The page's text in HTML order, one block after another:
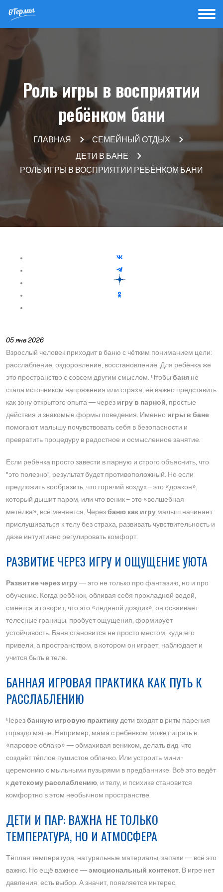
Роль игры в восприятии
ребёнком бани
ГЛАВНАЯ
СЕМЕЙНЫЙ ОТДЫХ
ДЕТИ В БАНЕ
РОЛЬ ИГРЫ В ВОСПРИЯТИИ РЕБЁНКОМ БАНИ
05 янв 2026
Взрослый человек приходит в баню с чётким пониманием цели:
расслабление, оздоровление, восстановление. Для ребёнка же
это пространство с совсем другим смыслом. Чтобы баня не
стала источником напряжения или страха, её важно представить
как зону открытого опыта — через игру в парной, простые
действия и знакомые формы поведения. Именно игры в бане
помогают малышу почувствовать себя в безопасности и
превратить процедуру в радостное и осмысленное занятие.
Если ребёнка просто завести в парную и строго объяснить, что
"это полезно", результат будет противоположный. Но если
предложить вообразить, что горячий воздух – это «дракон»,
который дышит паром, или что веник – это «волшебная
метёлка», всё меняется. Через баню как игру малыш начинает
прислушиваться к телу без страха, развивать чувствительность и
даже интуитивно регулировать комфорт.
РАЗВИТИЕ ЧЕРЕЗ ИГРУ И ОЩУЩЕНИЕ УЮТА
Развитие через игру — это не только про фантазию, но и про
обучение. Когда ребёнок, обливая себя прохладной водой,
смеётся и говорит, что это «ледяной дождик», он осваивает
телесные границы, пробует ощущения, формирует
устойчивость. Баня становится не просто местом, куда его
привели, а пространством, в котором он играет, наблюдает и
учится быть в теле.
БАННАЯ ИГРОВАЯ ПРАКТИКА КАК ПУТЬ К
РАССЛАБЛЕНИЮ
Через банную игровую практику дети входят в ритм парения
гораздо мягче. Например, мама с ребёнком может играть в
«паровое облако» — обмахивая веником, делать вид, что
создаёт тёплое пушистое облачко. Или устроить мини-
церемонию с мыльными пузырями в предбаннике. Всё это ведёт
к детскому расслаблению, и телу, и психике становится
комфортно в этом необычном пространстве.
ДЕТИ И ПАР: ВАЖНА НЕ ТОЛЬКО
ТЕМПЕРАТУРА, НО И АТМОСФЕРА
Тёплая температура, натуральные материалы, запахи — всё это
важно. Но ещё важнее — эмоциональный контекст. В игре нет
давления, есть выбор. А значит, появляется интерес,